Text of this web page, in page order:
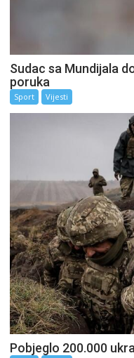
Sudac sa Mundijala
poruka
Sport Vijesti
Pobjeglo 200.000